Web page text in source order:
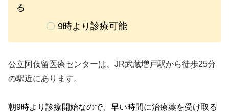
る
〇 9時より診療可能
公立阿伎留医療センターは、JR武蔵増戸駅から徒歩25分
の駅近にあります。
朝9時より診療開始なので、早い時間に治療薬を受け取る